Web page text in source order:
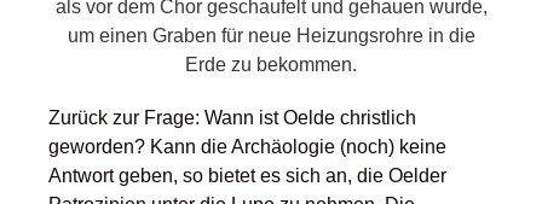
als vor dem Chor geschaufelt und gehauen wurde,
um einen Graben für neue Heizungsrohre in die
Erde zu bekommen.
Zurück zur Frage: Wann ist Oelde christlich
geworden? Kann die Archäologie (noch) keine
Antwort geben, so bietet es sich an, die Oelder